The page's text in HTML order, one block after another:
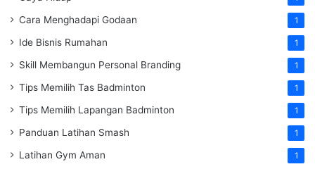
Cara Menghadapi Godaan 1
Ide Bisnis Rumahan 1
Skill Membangun Personal Branding 1
Tips Memilih Tas Badminton 1
Tips Memilih Lapangan Badminton 1
Panduan Latihan Smash 1
Latihan Gym Aman 1